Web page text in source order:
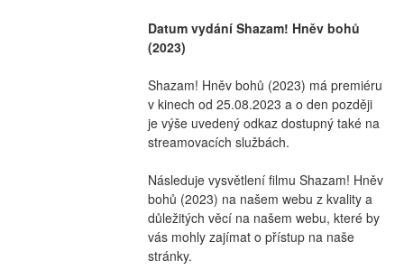
Datum vydání Shazam! Hněv bohů
(2023)
Shazam! Hněv bohů (2023) má premiéru
v kinech od 25.08.2023 a o den později
je výše uvedený odkaz dostupný také na
streamovacích službách.
Následuje vysvětlení filmu Shazam! Hněv
bohů (2023) na našem webu z kvality a
důležitých věcí na našem webu, které by
vás mohly zajímat o přístup na naše
stránky.